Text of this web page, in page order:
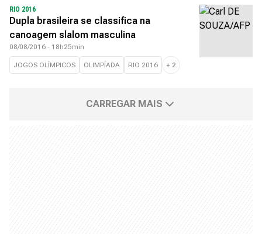
RIO 2016
Dupla brasileira se classifica na
canoagem slalom masculina
08/08/2016 - 18h25min
JOGOS OLÍMPICOS OLIMPÍADA RIO 2016 + 2
CARREGAR MAIS